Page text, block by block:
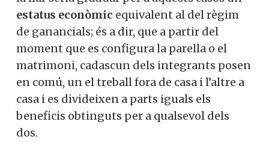
estatus econòmic equivalent al del règim
de ganancials; és a dir, que a partir del
moment que es configura la parella o el
matrimoni, cadascun dels integrants posen
en comú, un el treball fora de casa i l’altre a
casa i es divideixen a parts iguals els
beneficis obtinguts per a qualsevol dels
dos.